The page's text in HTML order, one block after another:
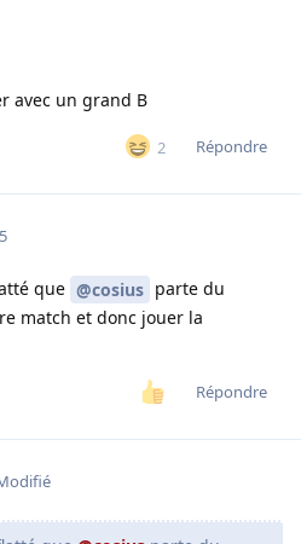
avec un grand B
2 Répondre
que @cosius parte du
match et donc jouer la
Répondre